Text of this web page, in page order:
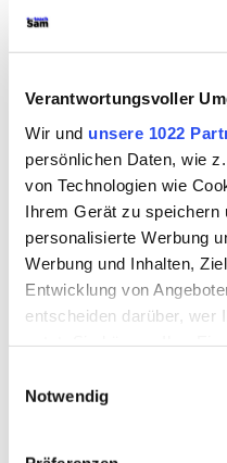
Verantwortungsvoller
Wir und unsere 1022
persönlichen Daten, wie
von Technologien wie
Ihrem Gerät zu speichern
personalisierte Werbung
Werbung und Inhalten,
Entwicklung von
entscheiden darüber, wer
Trigger Symbol ändern
Notwendig
braucht Werbung
Frühe
Friedrich
FACHBEREICH DEUTSCH
Literatur
FRIEDRICH SCHILLER
[
▪Leben in Personen und
Die Eltern:Johann Caspar
Kindheit (1759-66
Bausteine ]▪Werke▪